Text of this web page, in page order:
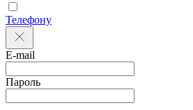
Телефону
E-mail
Пароль